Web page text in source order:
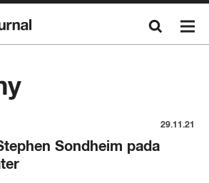
29.11.21
Sondheim pada